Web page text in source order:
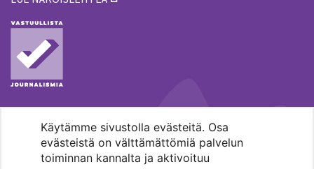
Käytämme sivustolla evästeitä. Osa
evästeistä on välttämättömiä palvelun
toiminnan kannalta ja aktivoituu
MENOHAKU